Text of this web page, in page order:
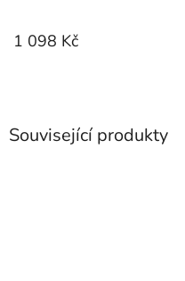
Související produkty
1 098 Kč